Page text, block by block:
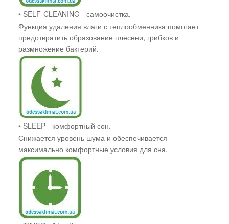
• SELF-CLEANING - самоочистка.
Функция удаления влаги с теплообменника помогает
предотвратить образование плесени, грибков и
размножение бактерий.
• SLEEP - комфортный сон.
Снижается уровень шума и обеспечивается
максимально комфортные условия для сна.